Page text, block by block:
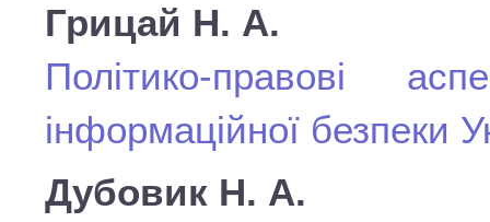
Грицай Н. А.
Політико-правові
інформаційної безпеки
Дубовик Н. А.